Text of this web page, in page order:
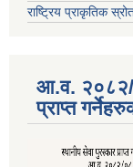
राष्ट्रिय प्राकृतिक
आ.व. २०८२/
प्राप्त